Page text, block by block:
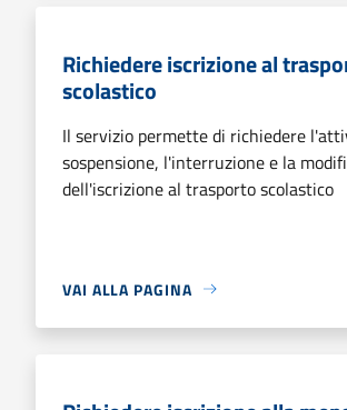
Richiedere iscrizione al
scolastico
Il servizio permette di richiedere
sospensione, l'interruzione e la
dell'iscrizione al trasporto scolastico
VAI ALLA PAGINA